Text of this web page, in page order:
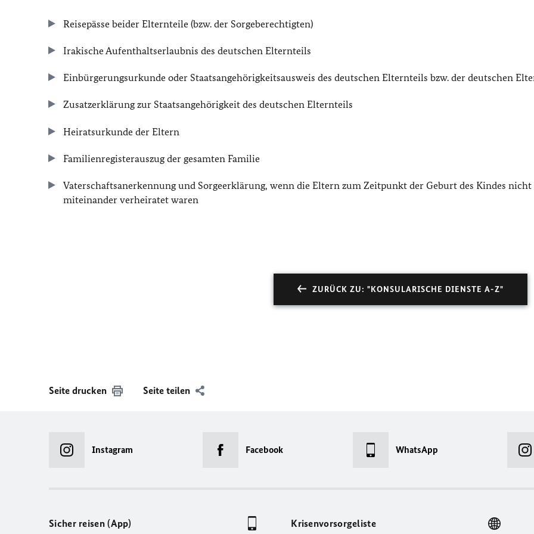
Reisepässe beider Elternteile (bzw. der Sorgeberechtigten)
Irakische Aufenthaltserlaubnis des deutschen Elternteils
Einbürgerungsurkunde oder Staatsangehörigkeitsausweis des deutschen Elternteils bzw. der deutschen
Zusatzerklärung zur Staatsangehörigkeit des deutschen Elternteils
Heiratsurkunde der Eltern
Familienregisterauszug der gesamten Familie
Vaterschaftsanerkennung und Sorgeerklärung, wenn die Eltern zum Zeitpunkt der Geburt des Kindes nicht
miteinander verheiratet waren
ZURÜCK ZU: "KONSULARISCHE DIENSTE A-Z"
Seite drucken Seite teilen
Instagram Facebook WhatsApp
Sicher reisen (App) Krisenvorsorgeliste